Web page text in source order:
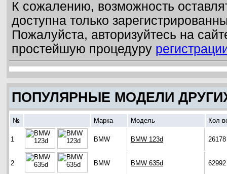
К сожалению, возможность
доступна только
Пожалуйста, авторизуйтесь на
простейшую процедуру
ПОПУЛЯРНЫЕ МОДЕЛИ
№ Марка Модель Кол-
1 BMW BMW 123d 26178
2 BMW BMW 635d 62992